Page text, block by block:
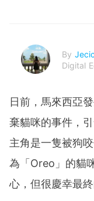
By
Digital
日前，馬來西亞
棄貓咪的事件，
主角是一隻被狗
為「Oreo」的貓
心，但很慶幸最